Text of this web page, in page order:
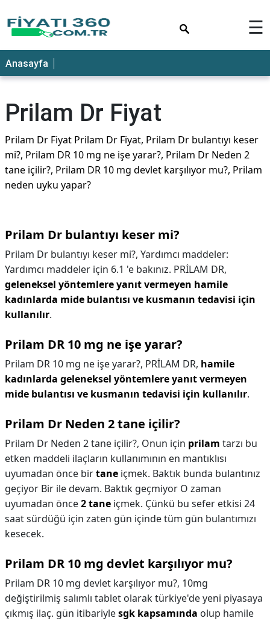
☰
Anasayfa
Prilam Dr Fiyat
Prilam Dr Fiyat Prilam Dr Fiyat, Prilam Dr bulantıyı keser
mi?, Prilam DR 10 mg ne işe yarar?, Prilam Dr Neden 2
tane içilir?, Prilam DR 10 mg devlet karşılıyor mu?, Prilam
neden uyku yapar?
Prilam Dr bulantıyı keser mi?
Prilam Dr bulantıyı keser mi?, Yardımcı maddeler:
Yardımcı maddeler için 6.1 'e bakınız. PRİLAM DR,
geleneksel yöntemlere yanıt vermeyen hamile
kadınlarda mide bulantısı ve kusmanın tedavisi için
kullanılır.
Prilam DR 10 mg ne işe yarar?
Prilam DR 10 mg ne işe yarar?, PRİLAM DR, hamile
kadınlarda geleneksel yöntemlere yanıt vermeyen
mide bulantısı ve kusmanın tedavisi için kullanılır.
Prilam Dr Neden 2 tane içilir?
Prilam Dr Neden 2 tane içilir?, Onun için prilam tarzı bu
etken maddeli ilaçların kullanımının en mantıklısı
uyumadan önce birtane içmek. Baktık bunda bulantınız
geçiyor Bir ile devam. Baktık geçmiyor O zaman
uyumadan önce2 tane içmek. Çünkü bu sefer etkisi 24
saat sürdüğü için zaten gün içinde tüm gün bulantımızı
kesecek.
Prilam DR 10 mg devlet karşılıyor mu?
Prilam DR 10 mg devlet karşılıyor mu?, 10mg
değiştirilmiş salımlı tablet olarak türkiye'de yeni piyasaya
çıkmış ilaç. gün itibariylesgk kapsamında olup hamile